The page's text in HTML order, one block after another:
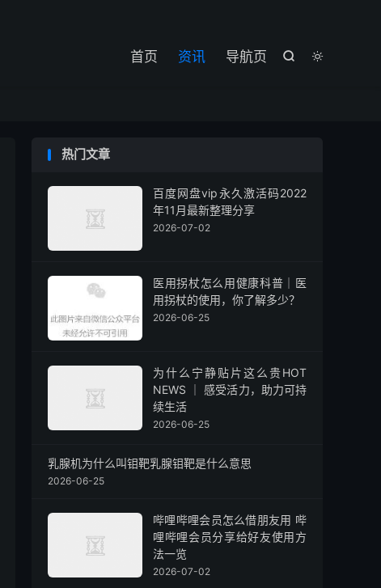


首页 资讯 导航页
热门文章
百度网盘vip永久激活码2022
年11月最新整理分享
2026-07-02
医用拐杖怎么用健康科普｜医
用拐杖的使用，你了解多少？
2026-06-25
为什么宁静贴片这么贵HOT
NEWS ｜ 感受活力，助力可持
续生活
2026-06-25
乳腺机为什么叫钼靶乳腺钼靶是什么意思
2026-06-25
哔哩哔哩会员怎么借朋友用 哔
哩哔哩会员分享给好友使用方
法一览
2026-07-02